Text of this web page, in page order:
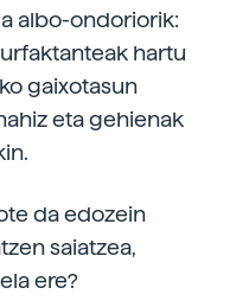
albo-ondoriorik:
hartu
gaixotasun
eta gehienak
da edozein
saiatzea,
ere?